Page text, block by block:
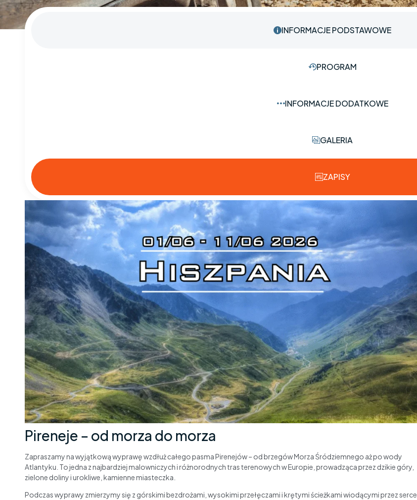
INFORMACJE PODSTAWOWE
PROGRAM
INFORMACJE DODATKOWE
GALERIA
ZAPISY
Pireneje – od morza do morza
Zapraszamy na wyjątkową wyprawę wzdłuż całego pasma Pirenejów – od brzegów Morza Śródziemnego aż po wody
Atlantyku. To jedna z najbardziej malowniczych i różnorodnych tras terenowych w Europie, prowadząca przez dzikie góry,
zielone doliny i urokliwe, kamienne miasteczka.
Podczas wyprawy zmierzymy się z górskimi bezdrożami, wysokimi przełęczami i krętymi ścieżkami wiodącymi przez serce